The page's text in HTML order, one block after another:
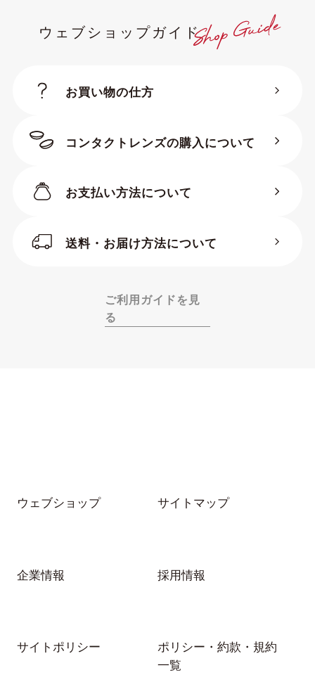
ウェブショップガイド
お買い物の仕方
コンタクトレンズの購入について
お支払い方法について
送料・お届け方法について
ご利用ガイドを見
る
ウェブショップ サイトマップ
企業情報 採用情報
サイトポリシー
ポリシー・約款・規約
一覧